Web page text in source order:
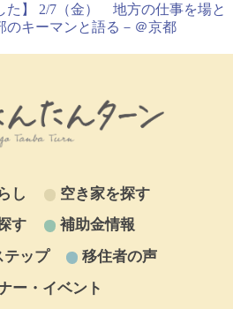
た】 2/7（金） 地方の仕事を場と
のキーマンと語る－＠京都
し
空き家を探す
す
補助金情報
テップ
移住者の声
ー・イベント